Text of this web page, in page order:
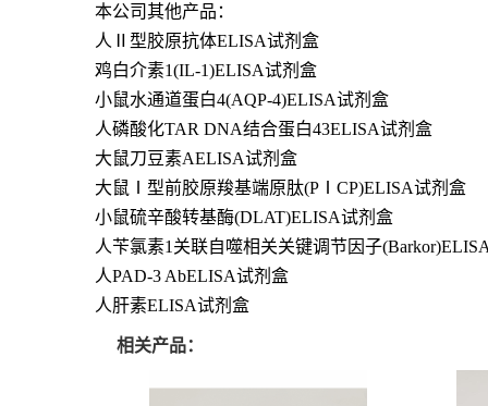
本公司其他产品：
人Ⅱ型胶原抗体ELISA试剂盒
鸡白介素1(IL-1)ELISA试剂盒
小鼠水通道蛋白4(AQP-4)ELISA试剂盒
人磷酸化TAR DNA结合蛋白43ELISA试剂盒
大鼠刀豆素AELISA试剂盒
大鼠Ⅰ型前胶原羧基端原肽(PⅠCP)ELISA试剂盒
小鼠硫辛酸转基酶(DLAT)ELISA试剂盒
人苄氯素1关联自噬相关关键调节因子
人PAD-3 AbELISA试剂盒
人肝素ELISA试剂盒
相关产品：